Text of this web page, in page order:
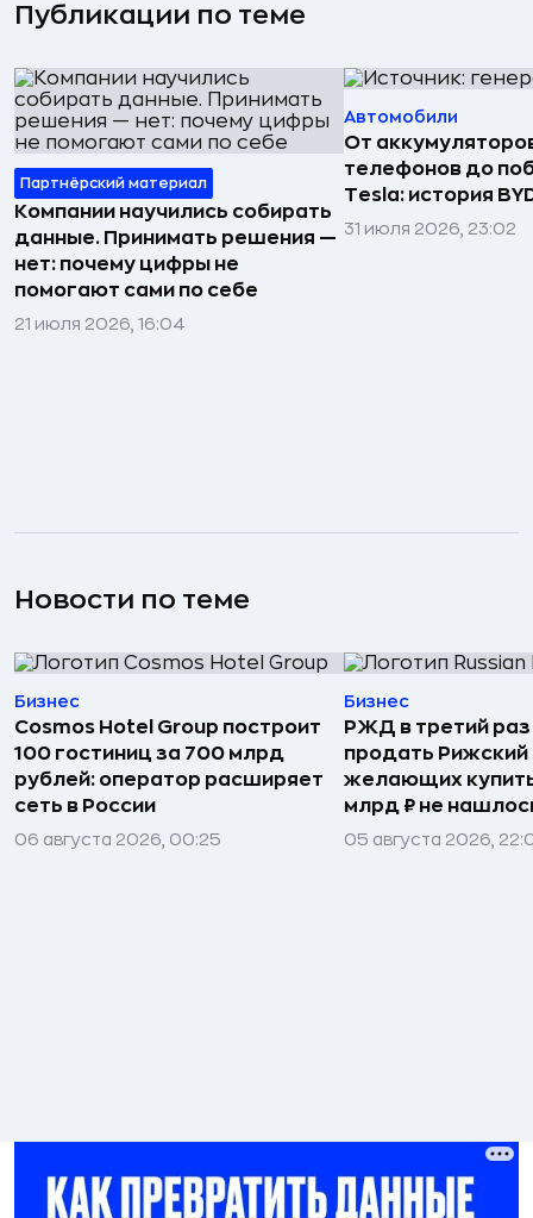
Публикации по теме
Партнёрский материал
Компании научились собирать
данные. Принимать решения —
нет: почему цифры не
помогают сами по себе
21 июля 2026, 16:04
Автомобили
От
телефонов до
Tesla: история
31 июля 2026, 23:02
Новости по теме
Бизнес
Cosmos Hotel Group построит
100 гостиниц за 700 млрд
рублей: оператор расширяет
сеть в России
06 августа 2026, 00:25
Бизнес
РЖД в третий
продать Рижский
желающих
млрд ₽ не
05 августа 2026,